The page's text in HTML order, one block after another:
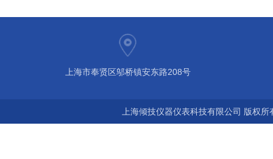
上海市奉贤区邬桥镇安东路208号
上海倾技仪器仪表科技有限公司 版权